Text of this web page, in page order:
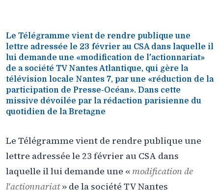
Le Télégramme vient de rendre publique une
lettre adressée le 23 février au CSA dans laquelle il
lui demande une «modification de l'actionnariat»
de a société TV Nantes Atlantique, qui gère la
télévision locale Nantes 7, par une «réduction de la
participation de Presse-Océan». Dans cette
missive dévoilée par la rédaction parisienne du
quotidien de la Bretagne
Le Télégramme vient de rendre publique une
lettre adressée le 23 février au CSA dans
laquelle il lui demande une « modification de
l'actionnariat» de la société TV Nantes